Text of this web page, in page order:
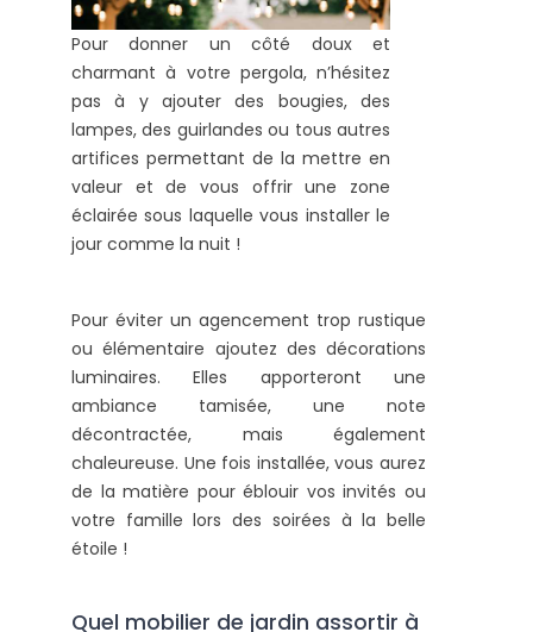
Pour donner un côté doux et
charmant à votre pergola, n’hésitez
pas à y ajouter des bougies, des
lampes, des guirlandes ou tous autres
artifices permettant de la mettre en
valeur et de vous offrir une zone
éclairée sous laquelle vous installer le
jour comme la nuit !
Pour éviter un agencement trop rustique
ou élémentaire ajoutez des décorations
luminaires. Elles apporteront une
ambiance tamisée, une note
décontractée, mais également
chaleureuse. Une fois installée, vous aurez
de la matière pour éblouir vos invités ou
votre famille lors des soirées à la belle
étoile !
Quel mobilier de jardin assortir à